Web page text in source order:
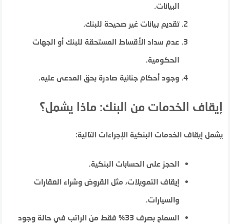
البيانات.
تقديم بيانات غير صحيحة للبنك.
عدم سداد الأقساط المستحقة للبنك أو الجهات
الحكومية.
وجود أحكام جنائية صادرة بحق المدعى عليه.
إيقاف الخدمات من البنك: ماذا يشمل؟
يشمل إيقاف الخدمات البنكية الإجراءات التالية:
الحجز على الحسابات البنكية.
إيقاف التمويلات، مثل القروض وشراء العقارات
والسيارات.
السماح بصرف 33% فقط من الراتب في حالة وجود